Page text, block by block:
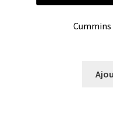
Cummins